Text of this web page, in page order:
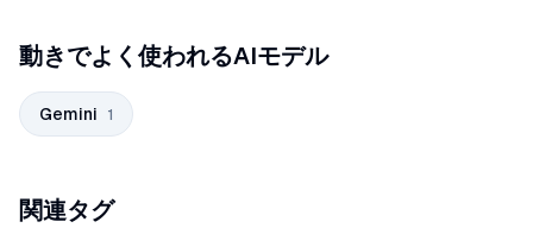
動きでよく使われるAIモデル
Gemini 1
関連タグ